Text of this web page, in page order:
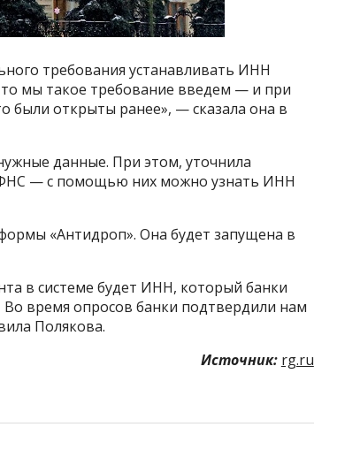
требования устанавливать ИНН
то мы такое требование введем — и при
были открыты ранее», — сказала она в
данные. При этом, уточнила
ФНС — с помощью них можно узнать ИНН
«Антидроп». Она будет запущена в
в системе будет ИНН, который банки
время опросов банки подтвердили нам
Полякова.
Источник: rg.ru